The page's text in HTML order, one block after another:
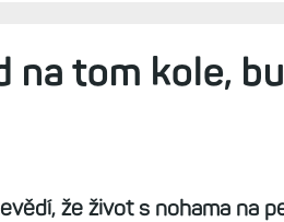
na tom kole,
že život s nohama na